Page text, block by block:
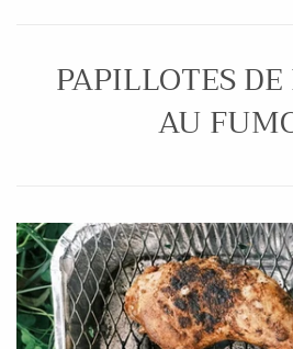
PAPILLOTES
AU